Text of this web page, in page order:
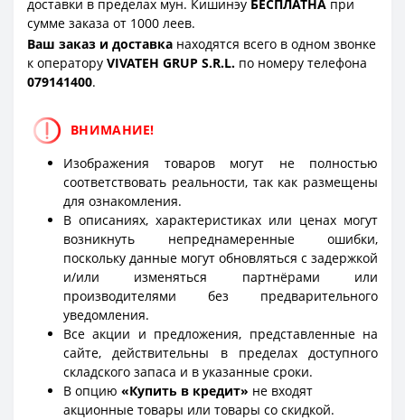
доставки в пределах мун. Кишинэу БЕСПЛАТНА при
сумме заказа от 1000 леев.
Ваш заказ и доставка находятся всего в одном звонке
к оператору VIVATEH GRUP S.R.L. по номеру телефона
079141400.
ВНИМАНИЕ!
Изображения товаров могут не полностью
соответствовать реальности, так как размещены
для ознакомления.
В описаниях, характеристиках или ценах могут
возникнуть непреднамеренные ошибки,
поскольку данные могут обновляться с задержкой
и/или изменяться партнёрами или
производителями без предварительного
уведомления.
Все акции и предложения, представленные на
сайте, действительны в пределах доступного
складского запаса и в указанные сроки.
В опцию «Купить в кредит» не входят
акционные товары или товары со скидкой.